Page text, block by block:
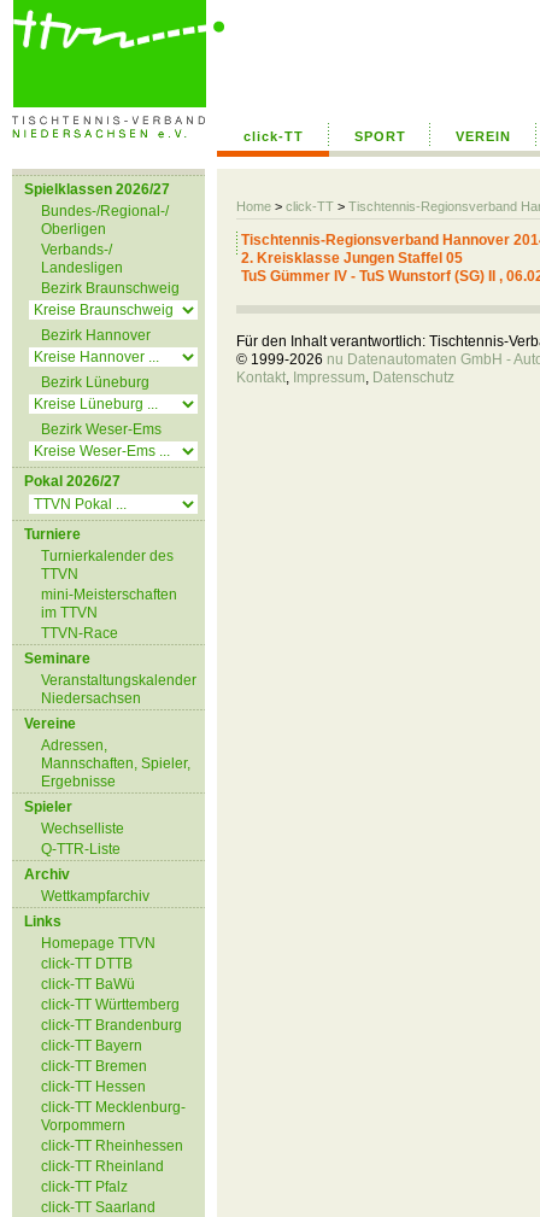
click-TT SPORT VEREIN
Home > click-TT > Tischtennis-Regionsverband
Spielklassen 2026/27
Bundes-/Regional-/
Oberligen
Verbands-/
Landesligen
Bezirk Braunschweig
Bezirk Hannover
Bezirk Lüneburg
Bezirk Weser-Ems
Pokal 2026/27
Turniere
Turnierkalender des
TTVN
mini-Meisterschaften
im TTVN
TTVN-Race
Seminare
Veranstaltungskalender
Niedersachsen
Vereine
Adressen,
Mannschaften, Spieler,
Ergebnisse
Spieler
Wechselliste
Q-TTR-Liste
Archiv
Wettkampfarchiv
Links
Homepage TTVN
click-TT DTTB
click-TT BaWü
click-TT Württemberg
click-TT Brandenburg
click-TT Bayern
click-TT Bremen
click-TT Hessen
click-TT Mecklenburg-
Vorpommern
click-TT Rheinhessen
click-TT Rheinland
click-TT Pfalz
click-TT Saarland
Tischtennis-Regionsverband Hannover
2. Kreisklasse Jungen Staffel 05
TuS Gümmer IV - TuS Wunstorf (SG) II ,
Für den Inhalt verantwortlich: Tischtennis-
© 1999-2026 nu Datenautomaten GmbH -
Kontakt, Impressum, Datenschutz